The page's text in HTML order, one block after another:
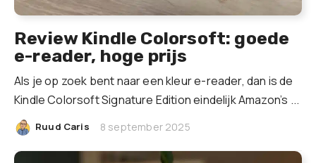
Review Kindle Colorsoft: goede
e-reader, hoge prijs
Als je op zoek bent naar een kleur e-reader, dan is de
Kindle Colorsoft Signature Edition eindelijk Amazon’s ...
Ruud Caris 8 september 2025